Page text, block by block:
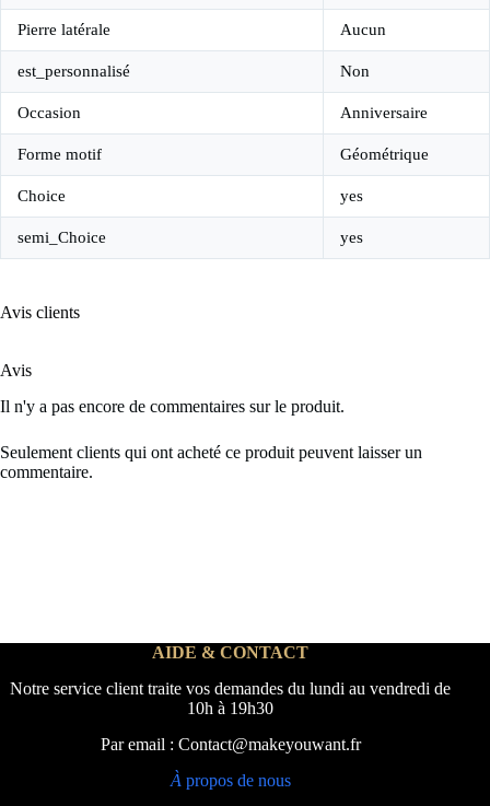
Pierre latérale Aucun
est_personnalisé Non
Occasion Anniversaire
Forme motif Géométrique
Choice yes
semi_Choice yes
Avis clients
Avis
Il n'y a pas encore de commentaires sur le produit.
Seulement clients qui ont acheté ce produit peuvent laisser un
commentaire.
AIDE & CONTACT
Notre service client traite vos demandes du lundi au vendredi de
10h à 19h30
Par email : Contact@makeyouwant.fr
À propos de nous